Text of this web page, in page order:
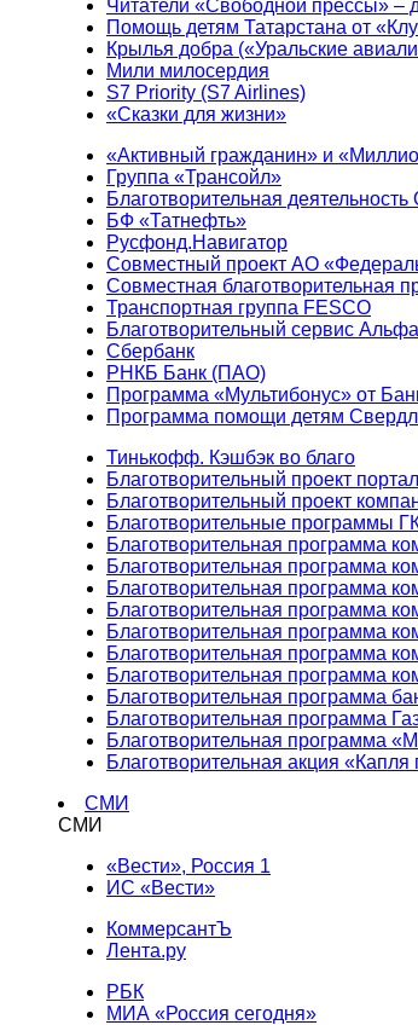
Читатели «Свободной прессы» –
Помощь детям Татарстана от
Крылья добра («Уральские
Мили милосердия
S7 Priority (S7 Airlines)
«Сказки для жизни»
«Активный гражданин» и
Группа «Трансойл»
Благотворительная
БФ «Татнефть»
Русфонд.Навигатор
Совместный проект АО
Совместная благотворительная
Транспортная группа FESCO
Благотворительный сервис
Сбербанк
РНКБ Банк (ПАО)
Программа «Мультибонус» от
Программа помощи детям
Тинькофф. Кэшбэк во благо
Благотворительный проект
Благотворительный проект
Благотворительные программы
Благотворительная программа
Благотворительная программа
Благотворительная программа
Благотворительная программа
Благотворительная программа
Благотворительная программа
Благотворительная программа
Благотворительная программа
Благотворительная программа
Благотворительная программа
Благотворительная акция
СМИ
СМИ
«Вести», Россия 1
ИС «Вести»
КоммерсантЪ
Лента.ру
РБК
МИА «Россия сегодня»